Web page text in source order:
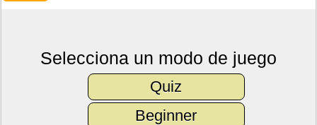
Selecciona un modo de juego
Quiz
Beginner